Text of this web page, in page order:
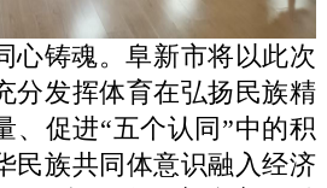
铸魂。阜新市将以此次
分发挥体育在弘扬民族精
、促进“五个认同”中的积
民族共同体意识融入经济